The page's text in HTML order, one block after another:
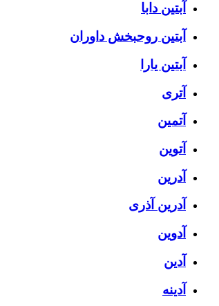
آبتین دابا
آبتین روحبخش داوران
آبتین یارا
آتری
آتمین
آتوین
آدرین
آدرین آذری
آدوین
آدین
آدینه